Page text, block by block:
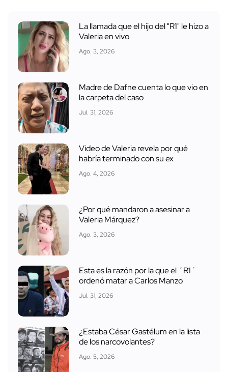
La llamada que el hijo del "R1" le hizo a
Valeria en vivo
Ago. 3, 2026
Madre de Dafne cuenta lo que vio en
la carpeta del caso
Jul. 31, 2026
Video de Valeria revela por qué
habría terminado con su ex
Ago. 4, 2026
¿Por qué mandaron a asesinar a
Valeria Márquez?
Ago. 3, 2026
Esta es la razón por la que el ´R1´
ordenó matar a Carlos Manzo
Jul. 31, 2026
¿Estaba César Gastélum en la lista
de los narcovolantes?
Ago. 5, 2026